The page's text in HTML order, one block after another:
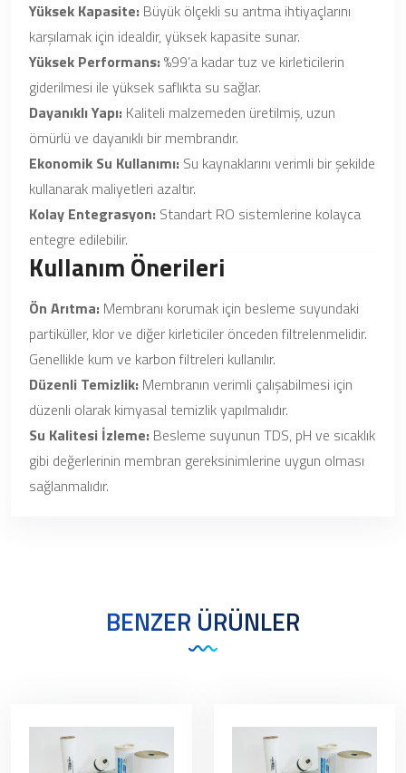
Yüksek Kapasite: Büyük ölçekli su arıtma ihtiyaçlarını
karşılamak için idealdir, yüksek kapasite sunar.
Yüksek Performans:%99’a kadar tuz ve kirleticilerin
giderilmesi ile yüksek saflıkta su sağlar.
Dayanıklı Yapı: Kaliteli malzemeden üretilmiş, uzun
ömürlü ve dayanıklı bir membrandır.
Ekonomik Su Kullanımı: Su kaynaklarını verimli bir şekilde
kullanarak maliyetleri azaltır.
Kolay Entegrasyon: Standart RO sistemlerine kolayca
entegre edilebilir.
Kullanım Önerileri
Ön Arıtma: Membranı korumak için besleme suyundaki
partiküller, klor ve diğer kirleticiler önceden filtrelenmelidir.
Genellikle kum ve karbon filtreleri kullanılır.
Düzenli Temizlik: Membranın verimli çalışabilmesi için
düzenli olarak kimyasal temizlik yapılmalıdır.
Su Kalitesi İzleme: Besleme suyunun TDS, pH ve sıcaklık
gibi değerlerinin membran gereksinimlerine uygun olması
sağlanmalıdır.
BENZER ÜRÜNLER